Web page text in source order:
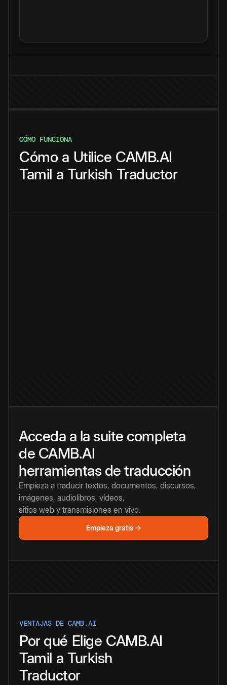
CÓMO FUNCIONA
Cómo a Utilice CAMB.AI
Tamil a Turkish Traductor
Acceda a la suite completa
de CAMB.AI
herramientas de traducción
Empieza a traducir textos, documentos, discursos,
imágenes, audiolibros, vídeos,
sitios web y transmisiones en vivo.
Empieza gratis →
VENTAJAS DE CAMB.AI
Por qué Elige CAMB.AI
Tamil a Turkish
Traductor